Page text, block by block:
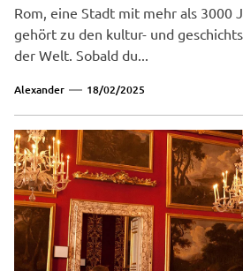
Rom, eine Stadt mit mehr als 3000
gehört zu den kultur- und
der Welt. Sobald du...
Alexander 18/02/2025